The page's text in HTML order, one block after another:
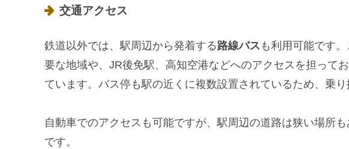
交通アクセス
鉄道以外では、駅周辺から発着する路線バス も利用可能です
要な地域や、JR後免駅、高知空港などへのアクセスを担って
ています。バス停も駅の近くに複数設置されているため、乗り
自動車でのアクセスも可能ですが、駅周辺の道路は狭い場所
です。